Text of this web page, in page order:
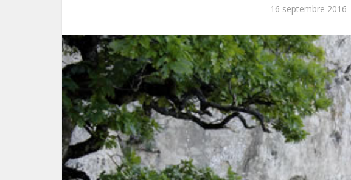
16 septembre 2016